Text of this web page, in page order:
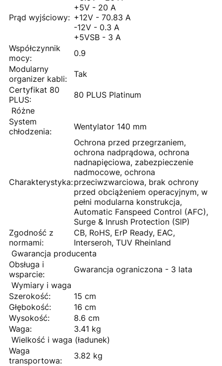
Prąd wyjściowy:
+5V - 20 A
+12V - 70.83 A
-12V - 0.3 A
+5VSB - 3 A
Współczynnik
mocy:
0.9
Modularny
organizer kabli:
Tak
Certyfikat 80
PLUS:
80 PLUS Platinum
Różne
System
chłodzenia:
Wentylator 140 mm
Charakterystyka:
Ochrona przed przegrzaniem,
ochrona nadprądowa, ochrona
nadnapięciowa, zabezpieczenie
nadmocowe, ochrona
przeciwzwarciowa, brak ochrony
przed obciążeniem operacyjnym, w
pełni modularna konstrukcja,
Automatic Fanspeed Control (AFC),
Surge & Inrush Protection (SIP)
Zgodność z
normami:
CB, RoHS, ErP Ready, EAC,
Interseroh, TUV Rheinland
Gwarancja producenta
Obsługa i
wsparcie:
Gwarancja ograniczona - 3 lata
Wymiary i waga
Szerokość:
15 cm
Głębokość:
16 cm
Wysokość:
8.6 cm
Waga:
3.41 kg
Wielkość i waga (ładunek)
Waga
transportowa:
3.82 kg